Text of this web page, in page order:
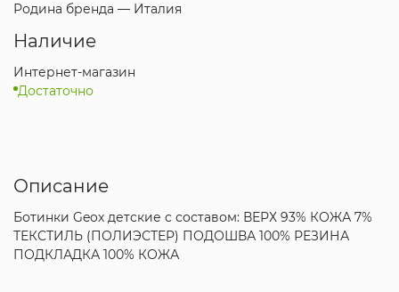
Родина бренда — Италия
Наличие
Интернет-магазин
Достаточно
Описание
Ботинки Geox детские с составом: ВЕРХ 93% КОЖА 7%
ТЕКСТИЛЬ (ПОЛИЭСТЕР) ПОДОШВА 100% РЕЗИНА
ПОДКЛАДКА 100% КОЖА